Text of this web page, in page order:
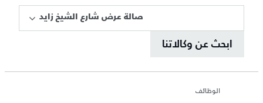
صالة عرض شارع الشيخ زايد
ابحث عن وكالاتنا
الوظائف